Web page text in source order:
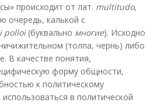
происходит от лат. multitudo,
очередь, калькой с
polloi(буквально многие). Исходно
(толпа, чернь) либо
В качестве понятия,
форму общности,
к политическому
в политической